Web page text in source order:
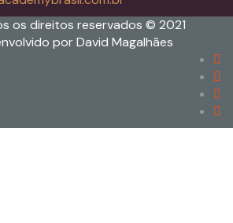
os direitos reservados © 2021
por David Magalhães